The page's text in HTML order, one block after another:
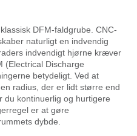
DFM-faldgrube. CNC-
naturligt en indvendig
indvendigt hjørne kræver
(Electrical Discharge
betydeligt. Ved at
radius, der er lidt større end
kontinuerlig og hurtigere
er at gøre
dybde.